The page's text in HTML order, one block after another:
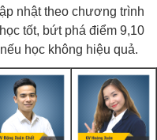
nhật theo chương trình
tốt, bứt phá điểm 9,10
học không hiệu quả.